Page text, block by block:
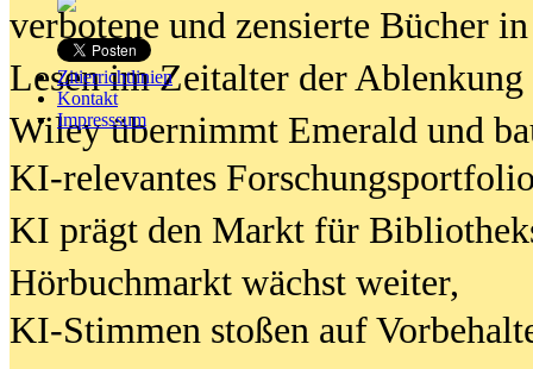
Zitierrichtlinien
Kontakt
Impresssum
verbotene und zensierte Bücher
Lesen im Zeitalter der Ablenkung
Wiley übernimmt Emerald und
KI-relevantes
KI prägt den Markt für
Hörbuchmarkt wächst weiter,
KI-Stimmen stoßen auf